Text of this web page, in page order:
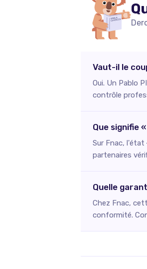
Vaut-il le
Oui. Un Pablo
contrôle
Que signifie
Sur Fnac,
partenaires
Quelle
Chez Fnac,
conformité.